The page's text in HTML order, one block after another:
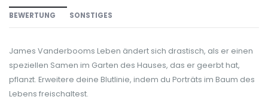
BEWERTUNG SONSTIGES
James Vanderbooms Leben ändert sich drastisch, als er einen
speziellen Samen im Garten des Hauses, das er geerbt hat,
pflanzt. Erweitere deine Blutlinie, indem du Porträts im Baum des
Lebens freischaltest.